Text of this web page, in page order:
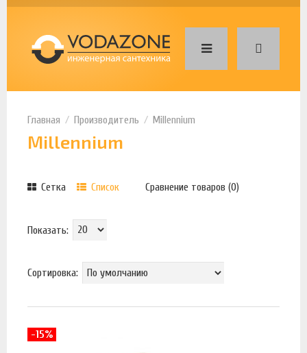
Производитель Millennium
Millennium
Сетка Список Сравнение товаров (0)
Показать:
Сортировка:
-15%